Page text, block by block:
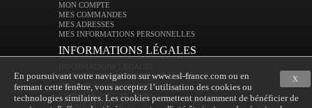
MON COMPTE
MES COMMANDES
MES ADRESSES
MES INFORMATIONS PERSONNELLES
INFORMATIONS LÉGALES
CONDITIONS GÉNÉRALES DE VENTE
PROTECTION DES DONNÉES
EXPÉDITION ET RETOURS
PAIEMENT SÉCURISÉ
X
En poursuivant votre navigation sur www.esl-france.com ou en
fermant cette fenêtre, vous acceptez l’utilisation des cookies ou
technologies similaires. Les cookies permettent notamment de bénéficier de